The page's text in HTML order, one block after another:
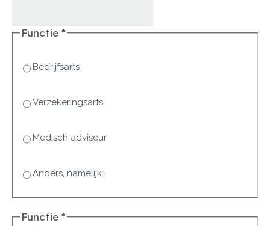
Functie*
Bedrijfsarts
Verzekeringsarts
Medisch adviseur
Anders, namelijk:
Functie*